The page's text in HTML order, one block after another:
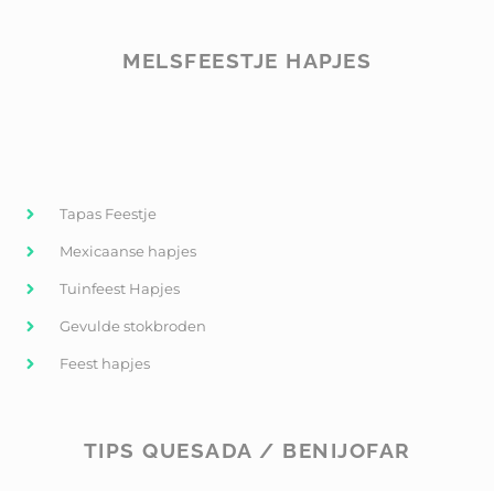
MELSFEESTJE HAPJES
Tapas Feestje
Mexicaanse hapjes
Tuinfeest Hapjes
Gevulde stokbroden
Feest hapjes
TIPS QUESADA / BENIJOFAR